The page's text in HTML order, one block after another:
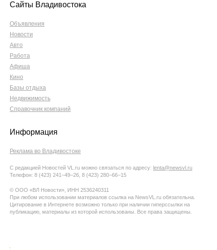
Сайты Владивостока
Объявления
Новости
Авто
Работа
Афиша
Кино
Базы отдыха
Недвижимость
Справочник компаний
Информация
Реклама во Владивостоке
С редакцией Новостей VL.ru можно связаться по адресу: lenta@newsvl.ru
Телефон: 8 (423) 241−49−26, 8 (423) 280−66−15
© ООО «ВЛ Новости», ИНН 2536240311
При любом использовании материалов ссылка на NewsVL.ru обязательна.
Цитирование в Интернете возможно только при наличии гиперссылки на
публикацию, материалы из которой использованы. Все права защищены.